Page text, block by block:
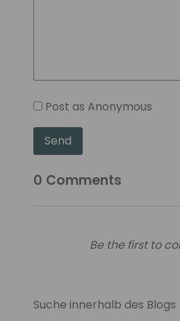
Post as Anonymous
Send
0 Comments
Be the first to
Suche innerhalb des Blogs